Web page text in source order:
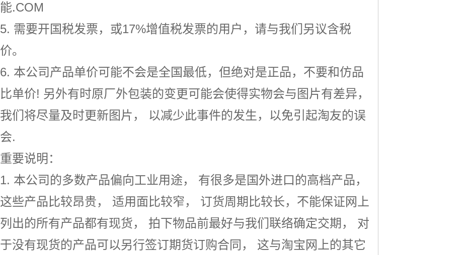
能.COM
5. 需要开国税发票，或17%增值税发票的用户，请与我们另议含税
价。
6. 本公司产品单价可能不会是全国最低，但绝对是正品，不要和仿品
比单价! 另外有时原厂外包装的变更可能会使得实物会与图片有差异，
我们将尽量及时更新图片， 以减少此事件的发生，以免引起淘友的误
会.
重要说明：
1. 本公司的多数产品偏向工业用途， 有很多是国外进口的高档产品，
这些产品比较昂贵， 适用面比较窄， 订货周期比较长， 不能保证网上
列出的所有产品都有现货， 拍下物品前最好与我们联络确定交期， 对
于没有现货的产品可以另行签订期货订购合同， 这与淘宝网上的其它